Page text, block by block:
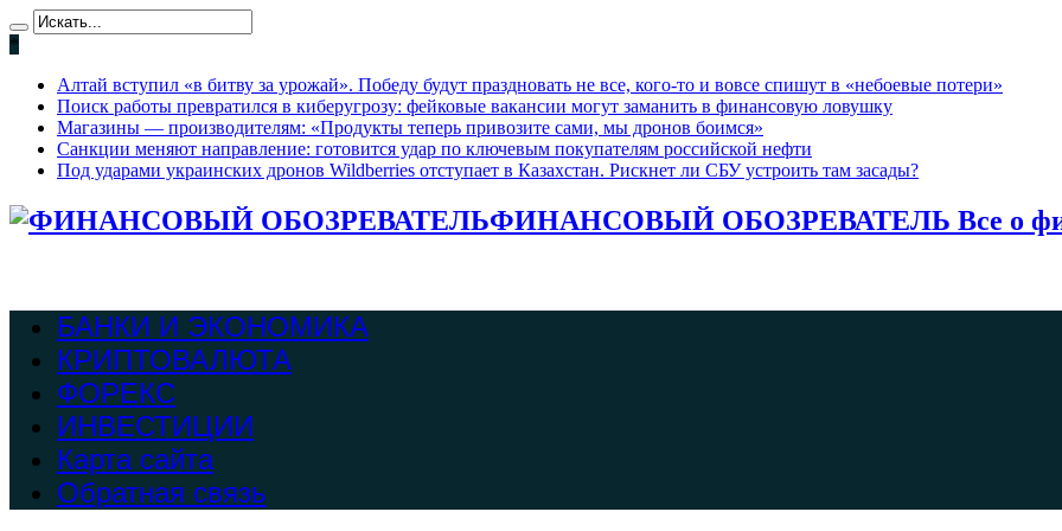
*
Алтай вступил «в битву за урожай». Победу будут праздновать не все, кого-то и вовсе спишут в «небоевые потери»
Поиск работы превратился в киберугрозу: фейковые вакансии могут заманить в финансовую ловушку
Магазины — производителям: «Продукты теперь привозите сами, мы дронов боимся»
Санкции меняют направление: готовится удар по ключевым покупателям российской нефти
Под ударами украинских дронов Wildberries отступает в Казахстан. Рискнет ли СБУ устроить там засады?
ФИНАНСОВЫЙ ОБОЗРЕВАТЕЛЬ Все о
БАНКИ И ЭКОНОМИКА
КРИПТОВАЛЮТА
ФОРЕКС
ИНВЕСТИЦИИ
Карта сайта
Обратная связь